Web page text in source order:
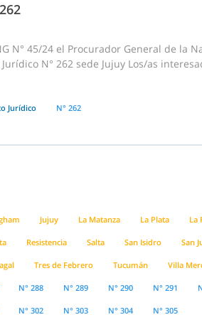
N° 45/24 el Procurador General de la
N° 262 sede Jujuy Los/as
Jurídico N° 262
Jujuy La Matanza La Plata La
Resistencia Salta San Isidro San
Tres de Febrero Tucumán Villa
N° 288 N° 289 N° 290 N° 291
N° 302 N° 303 N° 304 N° 305